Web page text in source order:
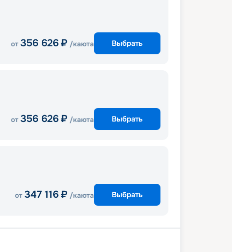
от 356 626 ₽ /каюта Выбрать
от 356 626 ₽ /каюта Выбрать
от 347 116 ₽ /каюта Выбрать